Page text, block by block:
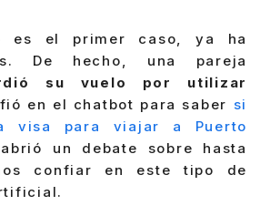
es el primer caso, ya ha
De hecho, una pareja
su vuelo por utilizar
en el chatbot para saber si
visa para viajar a Puerto
un debate sobre hasta
confiar en este tipo de